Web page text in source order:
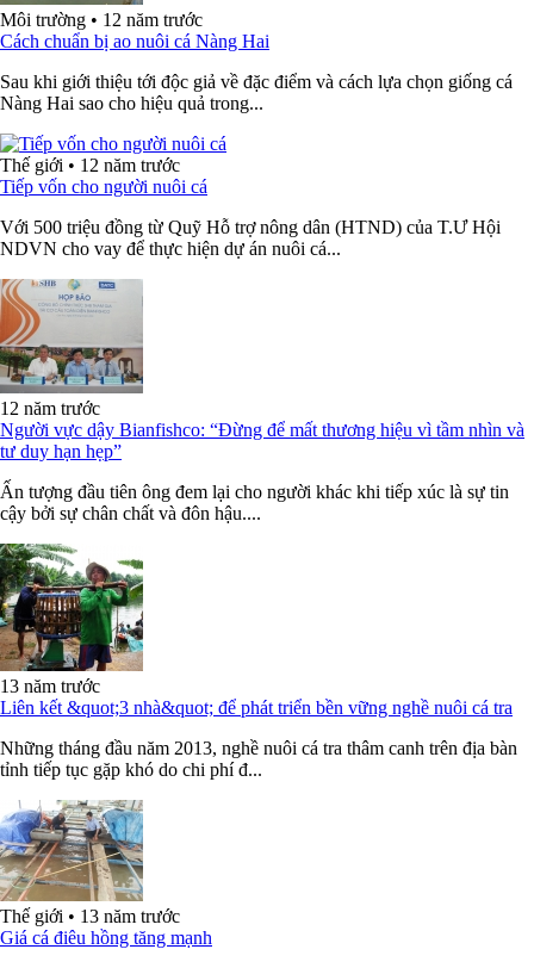
Môi trường • 12 năm trước
Cách chuẩn bị ao nuôi cá Nàng Hai
Sau khi giới thiệu tới độc giả về đặc điểm và cách lựa chọn giống cá
Nàng Hai sao cho hiệu quả trong...
Thế giới • 12 năm trước
Tiếp vốn cho người nuôi cá
Với 500 triệu đồng từ Quỹ Hỗ trợ nông dân (HTND) của T.Ư Hội
NDVN cho vay để thực hiện dự án nuôi cá...
12 năm trước
Người vực dậy Bianfishco: “Đừng để mất thương hiệu vì tầm nhìn và
tư duy hạn hẹp”
Ấn tượng đầu tiên ông đem lại cho người khác khi tiếp xúc là sự tin
cậy bởi sự chân chất và đôn hậu....
13 năm trước
Liên kết &quot;3 nhà&quot; để phát triển bền vững nghề nuôi cá tra
Những tháng đầu năm 2013, nghề nuôi cá tra thâm canh trên địa bàn
tỉnh tiếp tục gặp khó do chi phí đ...
Thế giới • 13 năm trước
Giá cá điêu hồng tăng mạnh